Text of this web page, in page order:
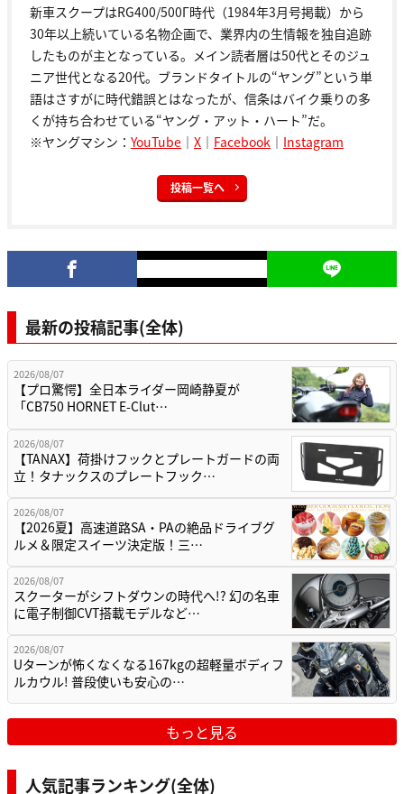
新車スクープはRG400/500Γ時代（1984年3月号掲載）から
30年以上続いている名物企画で、業界内の生情報を独自追跡
したものが主となっている。メイン読者層は50代とそのジュ
ニア世代となる20代。ブランドタイトルの“ヤング”という単
語はさすがに時代錯誤とはなったが、信条はバイク乗りの多
くが持ち合わせている“ヤング・アット・ハート”だ。
※ヤングマシン： YouTube ｜ X ｜ Facebook ｜ Instagram
投稿一覧へ
最新の投稿記事(全体)
2026/08/07
【プロ驚愕】全日本ライダー岡崎静夏が
「CB750 HORNET E-Clut…
2026/08/07
【TANAX】荷掛けフックとプレートガードの両
立！タナックスのプレートフック…
2026/08/07
【2026夏】高速道路SA・PAの絶品ドライブグ
ルメ＆限定スイーツ決定版！三…
2026/08/07
スクーターがシフトダウンの時代へ!? 幻の名車
に電子制御CVT搭載モデルなど…
2026/08/07
Uターンが怖くなくなる167kgの超軽量ボディフ
ルカウル! 普段使いも安心の…
もっと見る
人気記事ランキング(全体)